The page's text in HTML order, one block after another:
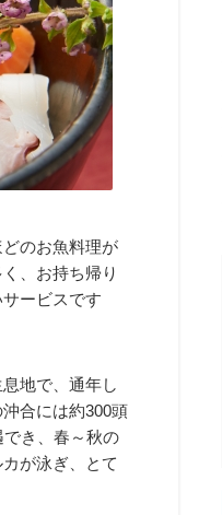
のお魚料理が
、お持ち帰り
ービスです
地で、通年し
合には約300頭
き、春～秋の
が泳ぎ、とて